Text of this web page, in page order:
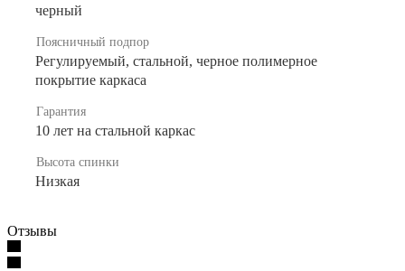
черный
Поясничный подпор
Регулируемый, стальной, черное полимерное
покрытие каркаса
Гарантия
10 лет на стальной каркас
Высота спинки
Низкая
Отзывы